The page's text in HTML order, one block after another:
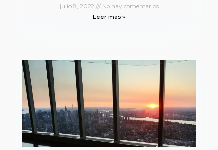
julio 8, 2022
No hay comentarios
Leer mas »